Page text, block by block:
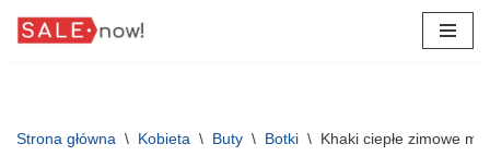
Strona główna \ Kobieta \ Buty \ Botki \ Khaki ciepłe zimowe